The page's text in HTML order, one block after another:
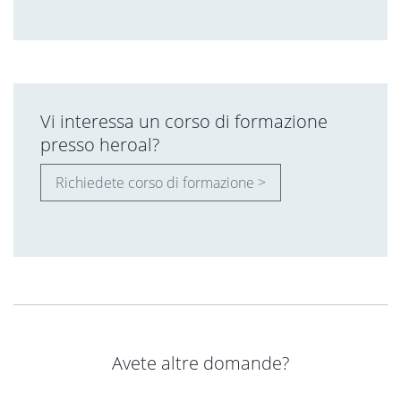
Vi interessa un corso di formazione
presso heroal?
Richiedete corso di formazione >
Avete altre domande?